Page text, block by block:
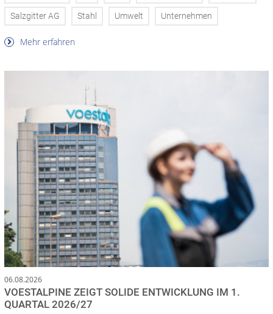
Salzgitter AG Stahl Umwelt Unternehmen
Mehr erfahren
06.08.2026
VOESTALPINE ZEIGT SOLIDE ENTWICKLUNG IM 1.
QUARTAL 2026/27